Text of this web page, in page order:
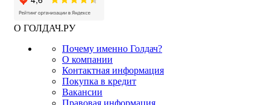
О ГОЛДАЧ.РУ
Почему именно Голдач?
О компании
Контактная информация
Покупка в кредит
Вакансии
Правовая информация